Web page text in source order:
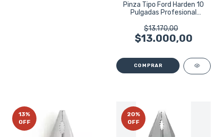
Pinza Tipo Ford Harden 10
Pulgadas Profesional
$13.170,00
$13.000,00
13%
OFF
20%
OFF